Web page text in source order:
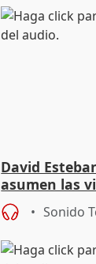
David
asumen las
Diputación
Sonido